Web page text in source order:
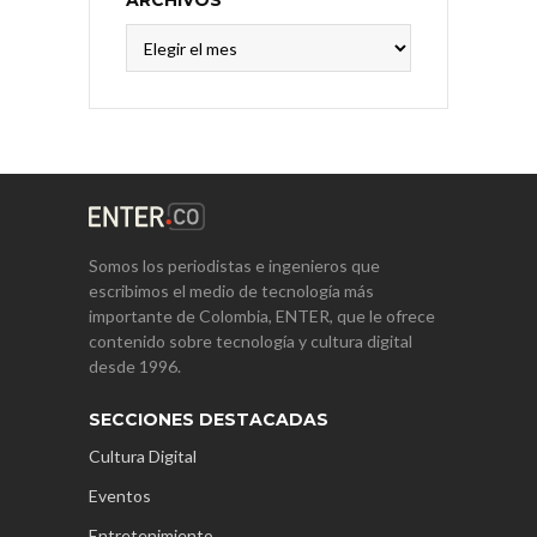
Somos los periodistas e ingenieros que
escribimos el medio de tecnología más
importante de Colombia, ENTER, que le ofrece
contenido sobre tecnología y cultura digital
desde 1996.
SECCIONES DESTACADAS
Cultura Digital
Eventos